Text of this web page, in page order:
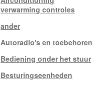
verwarming controles
ander
Autoradio's en toebehoren
Bediening onder het stuur
Besturingseenheden